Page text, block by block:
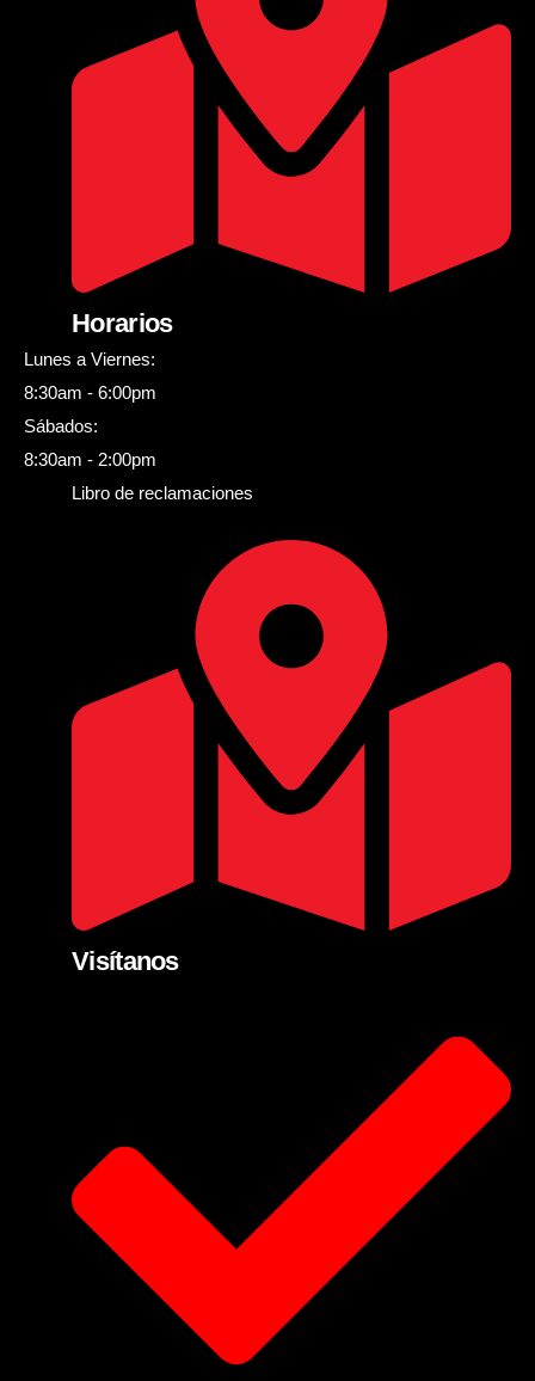
Horarios
Lunes a Viernes:
8:30am - 6:00pm
Sábados:
8:30am - 2:00pm
Libro de reclamaciones
Visítanos